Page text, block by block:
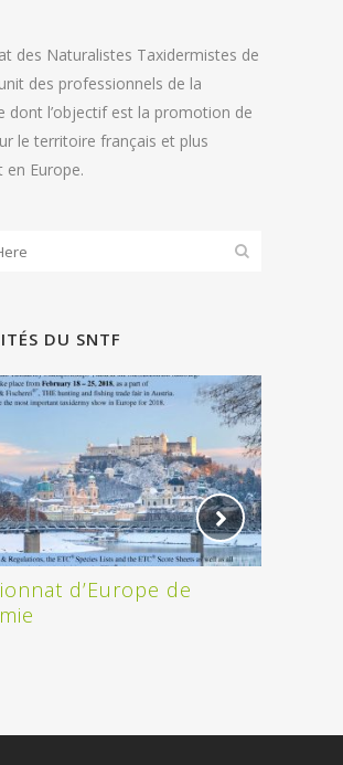
des Naturalistes Taxidermistes de
des professionnels de la
dont l’objectif est la promotion de
le territoire français et plus
en Europe.
DU SNTF
d’Europe de